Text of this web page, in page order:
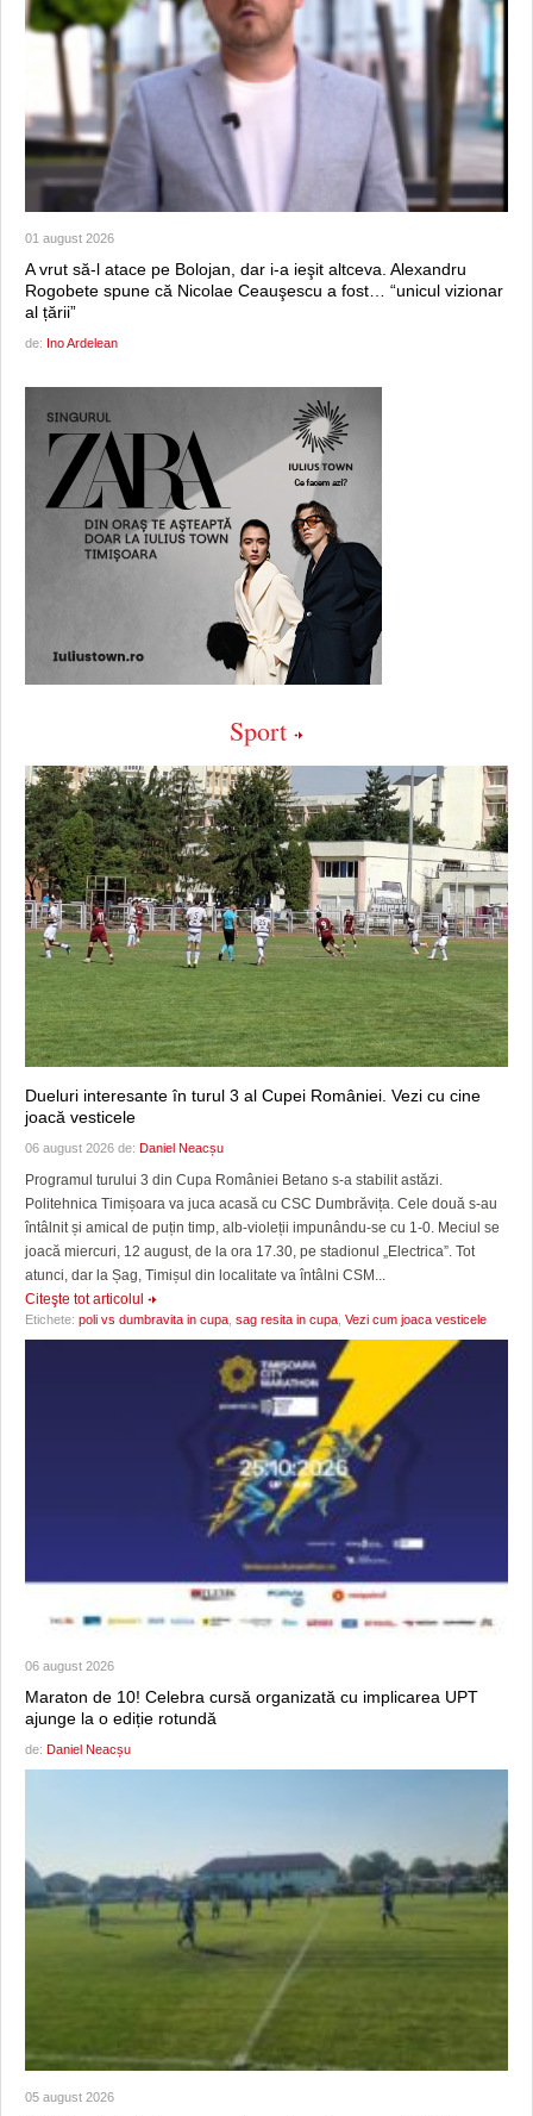
01 august 2026
A vrut să-l atace pe Bolojan, dar i-a ieşit altceva. Alexandru
Rogobete spune că Nicolae Ceauşescu a fost… “unicul vizionar
al țării”
de: Ino Ardelean
Sport
Dueluri interesante în turul 3 al Cupei României. Vezi cu cine
joacă vesticele
06 august 2026 de: Daniel Neacșu
Programul turului 3 din Cupa României Betano s-a stabilit astăzi.
Politehnica Timișoara va juca acasă cu CSC Dumbrăvița. Cele două s-au
întâlnit și amical de puțin timp, alb-violeții impunându-se cu 1-0. Meciul se
joacă miercuri, 12 august, de la ora 17.30, pe stadionul „Electrica”. Tot
atunci, dar la Șag, Timișul din localitate va întâlni CSM...
Citeşte tot articolul
Etichete: poli vs dumbravita in cupa sag resita in cupa Vezi cum joaca vesticele
06 august 2026
Maraton de 10! Celebra cursă organizată cu implicarea UPT
ajunge la o ediție rotundă
de: Daniel Neacșu
05 august 2026